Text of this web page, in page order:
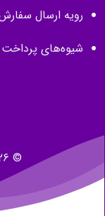
رویه ارسال
شیوه‌های پرداخت
© 2026 بهترین لپ تاپ برای شما